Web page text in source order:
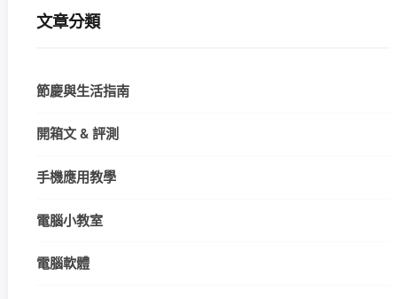
文章分類
節慶與生活指南
開箱文 & 評測
手機應用教學
電腦小教室
電腦軟體